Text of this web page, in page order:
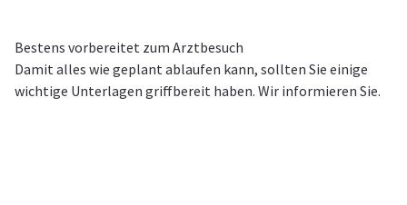
Bestens vorbereitet zum Arztbesuch
Damit alles wie geplant ablaufen kann, sollten Sie einige
wichtige Unterlagen griffbereit haben. Wir informieren Sie.